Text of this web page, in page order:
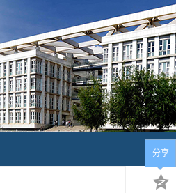
分享